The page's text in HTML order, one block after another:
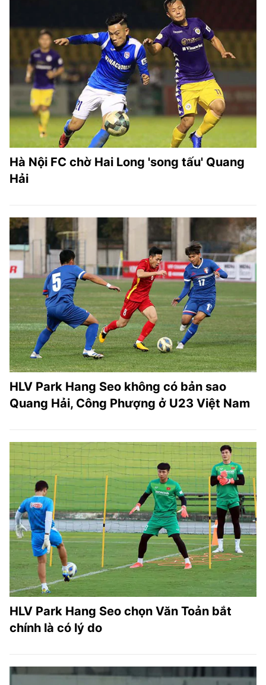
Hà Nội FC chờ Hai Long 'song tấu' Quang
Hải
HLV Park Hang Seo không có bản sao
Quang Hải, Công Phượng ở U23 Việt Nam
HLV Park Hang Seo chọn Văn Toản bắt
chính là có lý do